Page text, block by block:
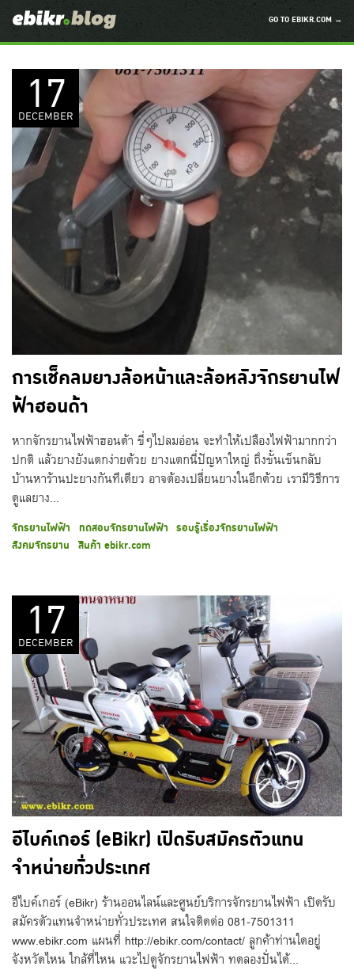
GO TO EBIKR.COM →
17
DECEMBER
การเช็คลมยางล้อหน้าและล้อหลังจักรยานไฟ
ฟ้าฮอนด้า
หากจักรยานไฟฟ้าฮอนด้า ขี่ๆไปลมอ่อน จะทำให้เปลืองไฟฟ้ามากกว่า
ปกติ แล้วยางยังแตกง่ายด้วย ยางแตกนี่ปัญหาใหญ่ ถึงขั้นเข็นกลับ
บ้านหาร้านปะยางกันทีเดียว อาจต้องเปลี่ยนยางในอีกด้วย เรามีวิธีการ
ดูแลยาง...
จักรยานไฟฟ้า ทดสอบจักรยานไฟฟ้า รอบรู้เรื่องจักรยานไฟฟ้า
สังคมจักรยาน สินค้า ebikr.com
17
DECEMBER
อีไบค์เกอร์ (eBikr) เปิดรับสมัครตัวแทน
จำหน่ายทั่วประเทศ
อีไบค์เกอร์ (eBikr) ร้านออนไลน์และศูนย์บริการจักรยานไฟฟ้า เปิดรับ
สมัครตัวแทนจำหน่ายทั่วประเทศ สนใจติดต่อ 081-7501311
www.ebikr.com แผนที่ http://ebikr.com/contact/ ลูกค้าท่านใดอยู่
จังหวัดไหน ใกล้ที่ไหน แวะไปดูจักรยานไฟฟ้า ทดลองปั่นได้...